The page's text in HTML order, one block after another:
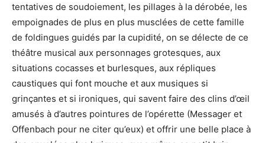
tentatives de soudoiement, les pillages à la dérobée, les
empoignades de plus en plus musclées de cette famille
de foldingues guidés par la cupidité, on se délecte de ce
théâtre musical aux personnages grotesques, aux
situations cocasses et burlesques, aux répliques
caustiques qui font mouche et aux musiques si
grinçantes et si ironiques, qui savent faire des clins d’œil
amusés à d’autres pointures de l’opérette (Messager et
Offenbach pour ne citer qu’eux) et offrir une belle place à